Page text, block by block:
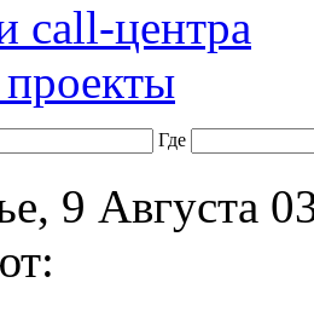
call-центра
Где
9 Августа